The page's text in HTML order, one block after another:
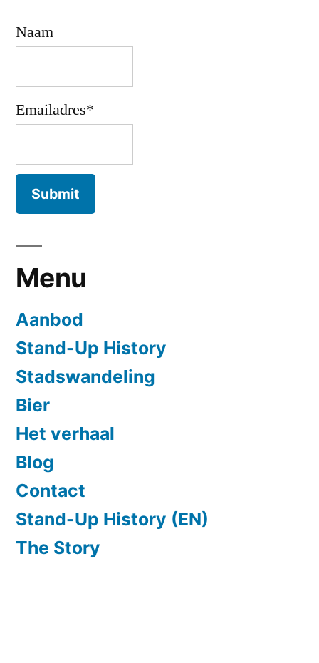
Naam
Emailadres*
Menu
Aanbod
Stand-Up History
Stadswandeling
Bier
Het verhaal
Blog
Contact
Stand-Up History (EN)
The Story